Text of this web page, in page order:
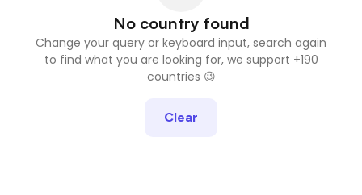
No country found
Change your query or keyboard input, search again
to find what you are looking for, we support +190
countries 😉
Clear